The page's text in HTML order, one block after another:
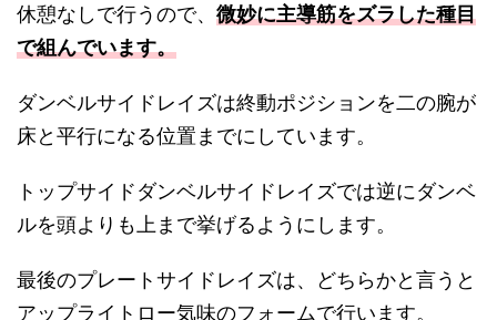
休憩なしで行うので、 微妙に主導筋をズラした種目
で組んでいます。
ダンベルサイドレイズは終動ポジションを二の腕が
床と平行になる位置までにしています。
トップサイドダンベルサイドレイズでは逆にダンベ
ルを頭よりも上まで挙げるようにします。
最後のプレートサイドレイズは、どちらかと言うと
アップライトロー気味のフォームで行います。